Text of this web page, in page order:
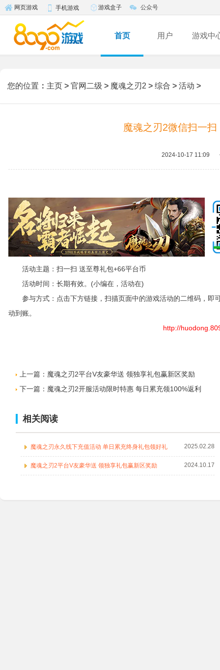
网页游戏 手机游戏 游戏盒子 公众号
首页 用户 游戏中
您的位置 ： 主页 > 官网二级 > 魔魂之刃2 > 综合 > 活动 >
魔魂之刃2微信扫一
2024-10-17 11:09
活动主题：扫一扫 送至尊礼包+66平台币
活动时间：长期有效。(小编在，活动在)
参与方式：点击下方链接，扫描页面中的游戏活动的二维码，即
动到账。
http://
上一篇： 魔魂之刃2平台V友豪华送 领独享礼包赢新区奖励
下一篇： 魔魂之刃2开服活动限时特惠 每日累充领100%返利
相关阅读
魔魂之刃永久线下充值活动 单日累充终身礼包领好礼 2025.02.28
魔魂之刃2平台V友豪华送 领独享礼包赢新区奖励 2024.10.17